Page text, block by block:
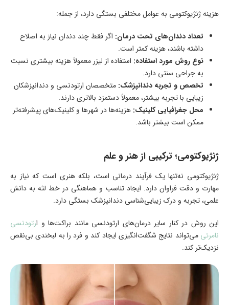
هزینه ژنژیوکتومی به عوامل مختلفی بستگی دارد، از جمله:
تعداد دندان‌های تحت درمان: اگر فقط چند دندان نیاز به اصلاح
داشته باشند، هزینه کمتر است.
نوع روش مورد استفاده: استفاده از لیزر معمولاً هزینه بیشتری نسبت
به جراحی سنتی دارد.
تخصص و تجربه دندانپزشک: متخصصان ارتودنسی و دندانپزشکان
زیبایی با تجربه بیشتر، معمولاً دستمزد بالاتری دارند.
محل جغرافیایی کلینیک: هزینه‌ها در شهرها و کلینیک‌های پیشرفته‌تر
ممکن است بیشتر باشد.
ژنژیوکتومی؛ ترکیبی از هنر و علم
ژنژیوکتومی نه‌تنها یک فرآیند درمانی است، بلکه هنری است که نیاز به
مهارت و دقت فراوان دارد. ایجاد تناسب و هماهنگی در خط لثه به دانش
علمی، تجربه و درک زیبایی‌شناسی دندانپزشک بستگی دارد.
این روش در کنار سایر درمان‌های ارتودنسی مانند براکت‌ها و ارتودنسی
نامرئی می‌تواند نتایج شگفت‌انگیزی ایجاد کند و فرد را به لبخندی بی‌نقص
نزدیک‌تر کند.